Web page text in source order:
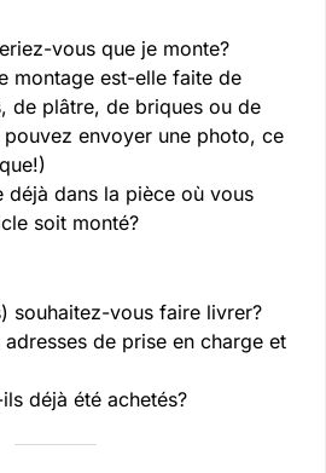
vous que je monte?
montage est-elle faite de
de plâtre, de briques ou de
pouvez envoyer une photo, ce
déjà dans la pièce où vous
soit monté?
souhaitez-vous faire livrer?
adresses de prise en charge et
déjà été achetés?